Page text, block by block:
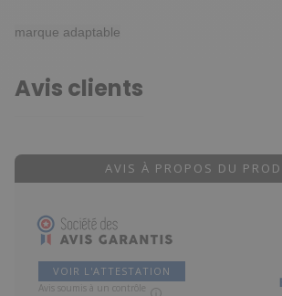
marque adaptable
Avis clients
AVIS À PROPOS DU
VOIR L'ATTESTATION
Avis soumis à un contrôle